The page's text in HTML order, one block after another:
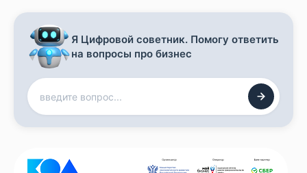
Я Цифровой советник. Помогу ответить
на вопросы про бизнес